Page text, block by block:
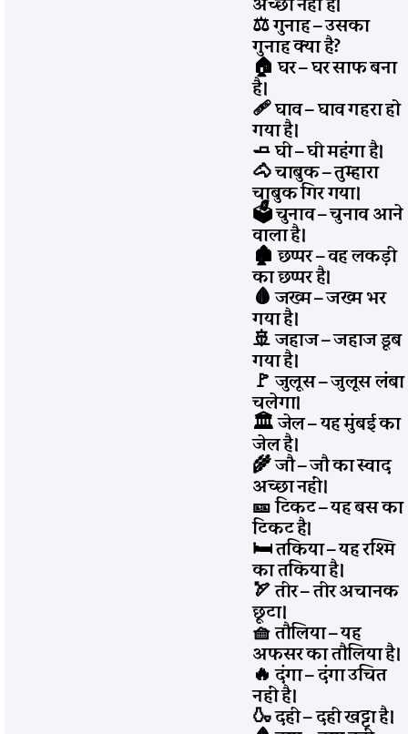
⚖️ गुनाह – उसका
गुनाह क्या है?
🏠 घर – घर साफ बना
है।
🩹 घाव – घाव गहरा हो
गया है।
🧈 घी – घी महंगा है।
🐴 चाबुक – तुम्हारा
चाबुक गिर गया।
🗳️ चुनाव – चुनाव आने
वाला है।
🏚️ छप्पर – वह लकड़ी
का छप्पर है।
🩸 जख्म – जख्म भर
गया है।
🚢 जहाज – जहाज डूब
गया है।
🚩 जुलूस – जुलूस लंबा
चलेगा।
🏛️ जेल – यह मुंबई का
जेल है।
🌾 जौ – जौ का स्वाद
अच्छा नहीं।
🎫 टिकट – यह बस का
टिकट है।
🛏️ तकिया – यह रश्मि
का तकिया है।
🏹 तीर – तीर अचानक
छूटा।
🧺 तौलिया – यह
अफसर का तौलिया है।
🔥 दंगा – दंगा उचित
नहीं है।
🍶 दही – दही खट्टा है।